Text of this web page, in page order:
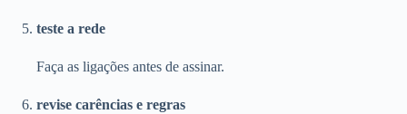
teste a rede
Faça as ligações antes de assinar.
revise carências e regras